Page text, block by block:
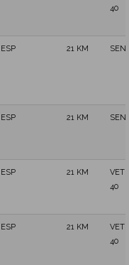
40
ESP 21 KM
ESP 21 KM
ESP 21 KM
40
ESP 21 KM
40